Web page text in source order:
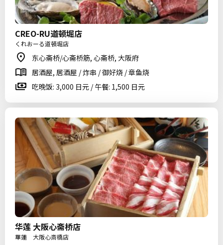
CREO-RU道顿堀店
くれおーる道頓堀店
东心斋桥/心斋桥筋, 心斋桥, 大阪府
居酒屋, 居酒屋 / 炸串 / 御好烧 / 章鱼烧
吃晚饭: 3,000 日元 / 午餐: 1,500 日元
华莲 大阪心斋桥店
華蓮 大阪心斎橋店